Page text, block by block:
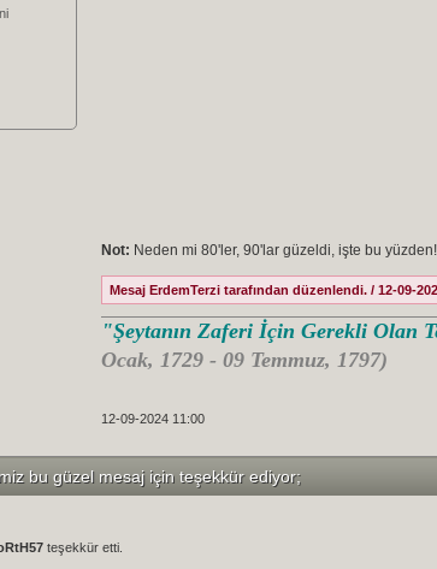
Not: Neden mi 80'ler, 90'lar güzeldi, işte bu yüzden!
Mesaj ErdemTerzi tarafından düzenlendi. / 12-09-
"Şeytanın Zaferi İçin Gerekli Olan
Ocak, 1729 - 09 Temmuz, 1797)
12-09-2024 11:00
bu güzel mesaj için teşekkür ediyor;
teşekkür etti.